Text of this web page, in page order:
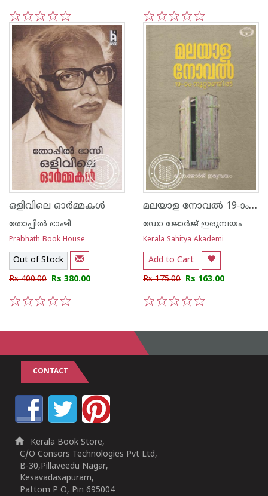
5
4
3
2
1 5
4
3
2
1
ഒളിവിലെ ഓര്‍മ്മകള്‍
തോപ്പില്‍ ഭാഷി
Prabhath Book House
Out of Stock
Rs 400.00 Rs 380.00
മലയാള നോവൽ 19-ാം നൂറ്റാണ്ടിൽ
ഡോ ജോര്‍ജ് ഇരുമ്പയം
Kerala Sahitya Akademi
Add to Cart
Rs 175.00 Rs 163.00
CONTACT
Kerala Book Store,
C/O Consors Technologies Pvt Ltd,
B-30,Pillaveedu Nagar,
Kesavadasapuram,
Pattom P O, Pin 695004